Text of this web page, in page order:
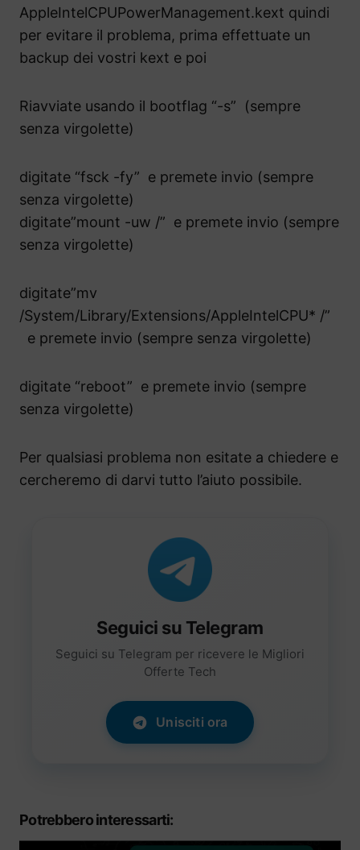
AppleIntelCPUPowerManagement.kext quindi
per evitare il problema, prima effettuate un
backup dei vostri kext e poi
Riavviate usando il bootflag “-s” (sempre
senza virgolette)
digitate “fsck -fy” e premete invio (sempre
senza virgolette)
digitate”mount -uw /” e premete invio (sempre
senza virgolette)
digitate”mv
/System/Library/Extensions/AppleIntelCPU* /”
e premete invio (sempre senza virgolette)
digitate “reboot” e premete invio (sempre
senza virgolette)
Per qualsiasi problema non esitate a chiedere e
cercheremo di darvi tutto l’aiuto possibile.
Seguici su Telegram
Seguici su Telegram per ricevere le Migliori
Offerte Tech
Unisciti ora
Potrebbero interessarti: